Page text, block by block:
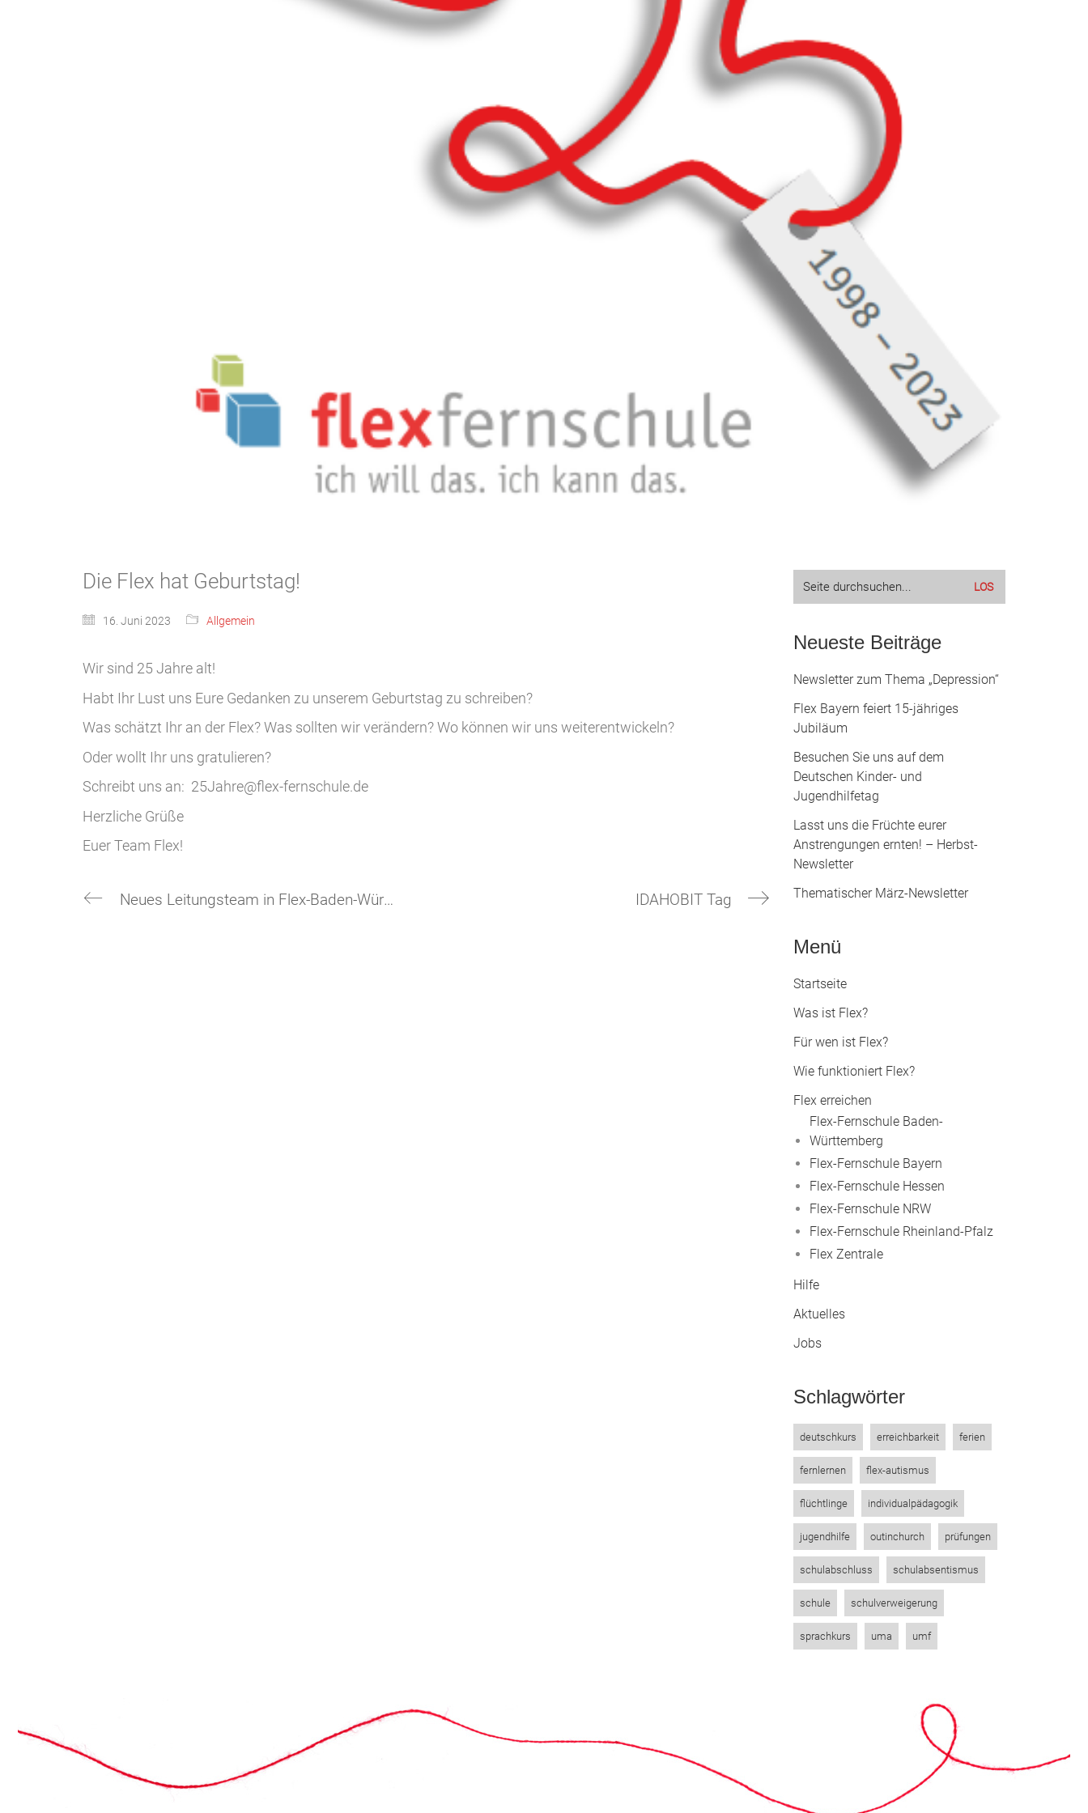
Die Flex hat Geburtstag!
16. Juni 2023 Allgemein
Wir sind 25 Jahre alt!
Habt Ihr Lust uns Eure Gedanken zu unserem Geburtstag zu schreiben?
Was schätzt Ihr an der Flex? Was sollten wir verändern? Wo können wir uns weiterentwickeln?
Oder wollt Ihr uns gratulieren?
Schreibt uns an: 25Jahre@flex-fernschule.de
Herzliche Grüße
Euer Team Flex!
Neues Leitungsteam in Flex-Baden-Württemberg / Zentrale IDAHOBIT Tag
Suche
nach:
Neueste Beiträge
Newsletter zum Thema „Depression“
Flex Bayern feiert 15-jähriges
Jubiläum
Besuchen Sie uns auf dem
Deutschen Kinder- und
Jugendhilfetag
Lasst uns die Früchte eurer
Anstrengungen ernten! – Herbst-
Newsletter
Thematischer März-Newsletter
Menü
Startseite
Was ist Flex?
Für wen ist Flex?
Wie funktioniert Flex?
Flex erreichen
Flex-Fernschule Baden-
Württemberg
Flex-Fernschule Bayern
Flex-Fernschule Hessen
Flex-Fernschule NRW
Flex-Fernschule Rheinland-Pfalz
Flex Zentrale
Hilfe
Aktuelles
Jobs
Schlagwörter
deutschkurs erreichbarkeit ferien
fernlernen flex-autismus
flüchtlinge individualpädagogik
jugendhilfe outinchurch prüfungen
schulabschluss schulabsentismus
schule schulverweigerung
sprachkurs uma umf